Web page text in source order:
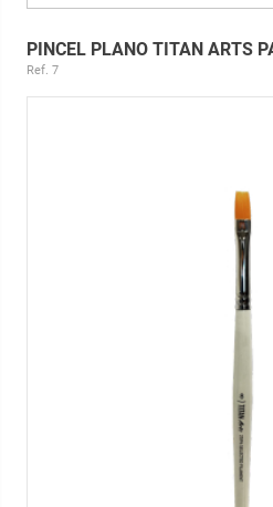
PINCEL PLANO TITAN ARTS
Ref. 7